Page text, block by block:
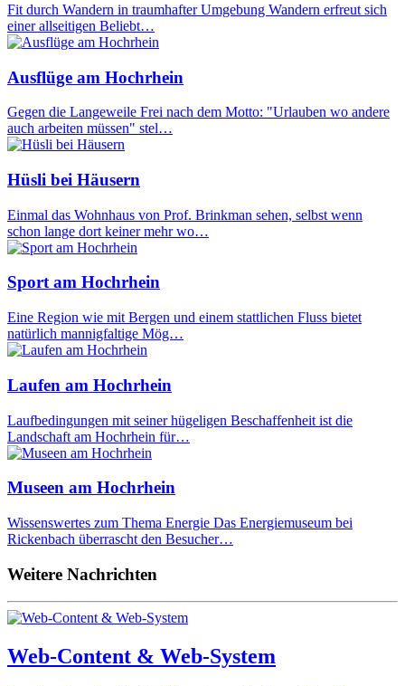
Fit durch Wandern in traumhafter Umgebung Wandern erfreut sich
einer allseitigen Beliebt…
Ausflüge am Hochrhein
Gegen die Langeweile Frei nach dem Motto: "Urlauben wo andere
auch arbeiten müssen" stel…
Hüsli bei Häusern
Einmal das Wohnhaus von Prof. Brinkman sehen, selbst wenn
schon lange dort keiner mehr wo…
Sport am Hochrhein
Eine Region wie mit Bergen und einem stattlichen Fluss bietet
natürlich mannigfaltige Mög…
Laufen am Hochrhein
Laufbedingungen mit seiner hügeligen Beschaffenheit ist die
Landschaft am Hochrhein für…
Museen am Hochrhein
Wissenswertes zum Thema Energie Das Energiemuseum bei
Rickenbach überrascht den Besucher…
Weitere Nachrichten
Web-Content & Web-System